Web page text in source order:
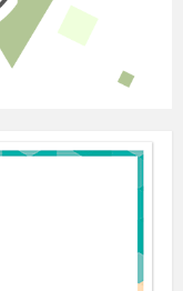
make a circle )
букв
по черзі
букв в
вчитель
а учні повині